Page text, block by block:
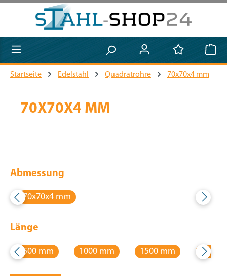
Zum Hauptinhalt springen
Startseite Edelstahl Quadratrohre 70x70x4 mm
70X70X4 MM
Abmessung
70x70x4 mm
Länge
500 mm 1000 mm 1500 mm 2000